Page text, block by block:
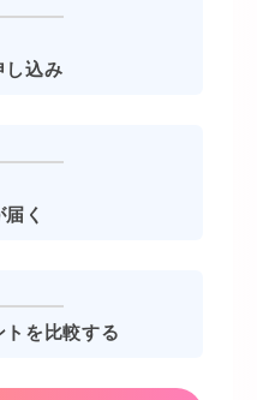
し込み
く
を比較する